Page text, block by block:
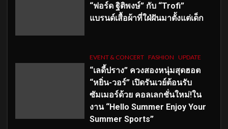
“ฟอร์ด ฐิติพงษ์” กับ “Trofi”
แบรนด์เสื้อผ้าที่ใฝ่ฝันมาตั้งแต่เด็ก
EVENT & CONCERT FASHION UPDATE
“เลดี้ปราง” ควงสองหนุ่มสุดฮอต
“หยิ่น-วอร์” เปิดรันเวย์ต้อนรับ
ซัมเมอร์ด้วย คอลเลกชั่นใหม่!ใน
งาน “Hello Summer Enjoy Your
Summer Sports”